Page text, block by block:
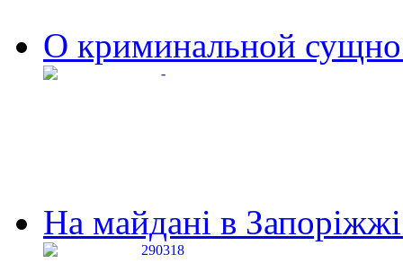
О криминальной
На майдані в